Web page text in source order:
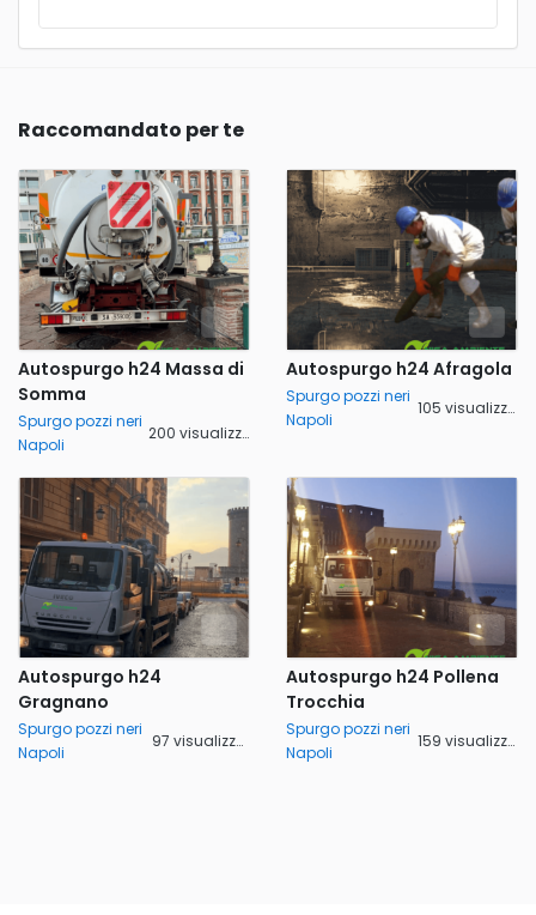
Raccomandato per te
Autospurgo h24 Massa di
Somma
Spurgo pozzi neri
Napoli
200 visualizzazioni
Autospurgo h24 Afragola
Spurgo pozzi neri
Napoli
105 visualizzazioni
Autospurgo h24
Gragnano
Spurgo pozzi neri
Napoli
97 visualizzazioni
Autospurgo h24 Pollena
Trocchia
Spurgo pozzi neri
Napoli
159 visualizzazioni